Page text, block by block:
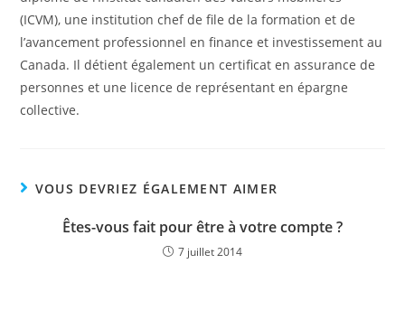
(ICVM), une institution chef de file de la formation et de
l’avancement professionnel en finance et investissement au
Canada. Il détient également un certificat en assurance de
personnes et une licence de représentant en épargne
collective.
VOUS DEVRIEZ ÉGALEMENT AIMER
Êtes-vous fait pour être à votre compte ?
7 juillet 2014